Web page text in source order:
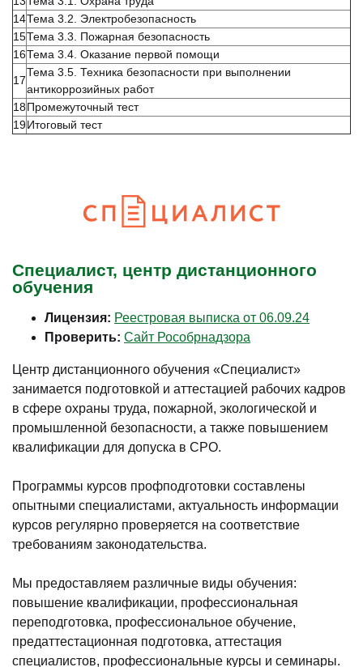
14Тема 3.2. Электробезопасность
15Тема 3.3. Пожарная безопасность
16Тема 3.4. Оказание первой помощи
17
Тема 3.5. Техника безопасности при выполнении
антикоррозийных работ
18Промежуточный тест
19Итоговый тест
Специалист, центр дистанционного
обучения
Лицензия: Реестровая выписка от 06.09.24
Проверить: Сайт Рособрнадзора
Центр дистанционного обучения «Специалист»
занимается подготовкой и аттестацией рабочих кадров
в сфере охраны труда, пожарной, экологической и
промышленной безопасности, а также повышением
квалификации для допуска в СРО.
Программы курсов профподготовки составлены
опытными специалистами, актуальность информации
курсов регулярно проверяется на соответствие
требованиям законодательства.
Мы предоставляем различные виды обучения:
повышение квалификации, профессиональная
переподготовка, профессиональное обучение,
предаттестационная подготовка, аттестация
специалистов, профессиональные курсы и семинары.